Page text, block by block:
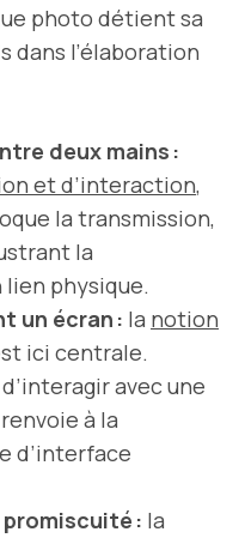
photo détient sa
dans l’élaboration
deux mains :
et d’interaction,
la transmission,
la
lien physique.
un écran : la notion
ici centrale.
avec une
à la
d’interface
promiscuité : la